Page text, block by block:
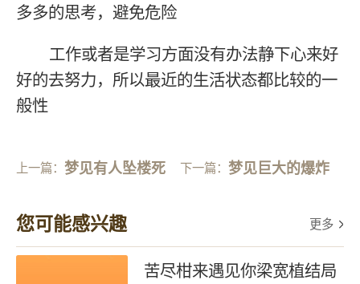
多多的思考，避免危险
工作或者是学习方面没有办法静下心来好
好的去努力，所以最近的生活状态都比较的一
般性
上一篇：梦见有人坠楼死 下一篇： 梦见巨大的爆炸
您可能感兴趣 更多
苦尽柑来遇见你梁宽植结局